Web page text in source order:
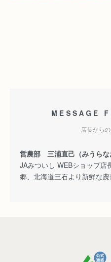
MESSAGE
店長から
営農部 三浦直己（みうらな
JAみついし WEBショップ店
郷、北海道三石より新鮮な